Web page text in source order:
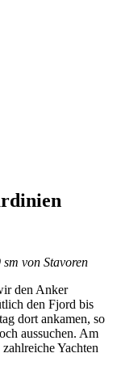
von Stavoren
den Anker
den Fjord bis
dort ankamen, so
aussuchen. Am
Yachten